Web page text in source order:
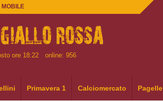
MOBILE
ore 18:22 online: 956
Primavera 1 Calciomercato Pagelle